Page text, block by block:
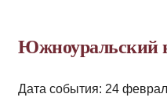
Южноуральский
Дата события: 24